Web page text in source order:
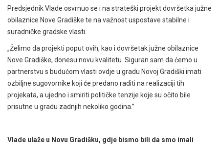
Predsjednik Vlade osvrnuo se i na strateški projekt dovršetka južne
obilaznice Nove Gradiške te na važnost uspostave stabilne i
suradničke gradske vlasti.
„Želimo da projekti poput ovih, kao i dovršetak južne obilaznice
Nove Gradiške, donesu novu kvalitetu. Siguran sam da ćemo u
partnerstvu s budućom vlasti ovdje u gradu Novoj Gradiški imati
ozbiljne sugovornike koji će predano raditi na realizaciji tih
projekata, a ujedno i smiriti političke tenzije koje su očito bile
prisutne u gradu zadnjih nekoliko godina.”
Vlade ulaže u Novu Gradišku, gdje bismo bili da smo imali